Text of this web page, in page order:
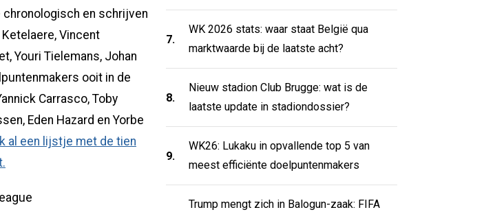
chronologisch en schrijven
Vincent
Youri Tielemans, Johan
ooit in de
Carrasco, Toby
Eden Hazard en Yorbe
al een lijstje met de tien
7.
WK 2026 stats: waar staat België qua
marktwaarde bij de laatste acht?
8.
Nieuw stadion Club Brugge: wat is de
laatste update in stadiondossier?
9.
WK26: Lukaku in opvallende top 5 van
meest efficiënte doelpuntenmakers
Trump mengt zich in Balogun-zaak: FIFA